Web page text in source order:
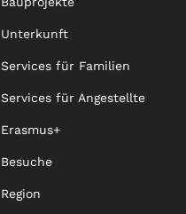
Unterkunft
Services für Familien
Services für Angestellte
Erasmus+
Besuche
Region